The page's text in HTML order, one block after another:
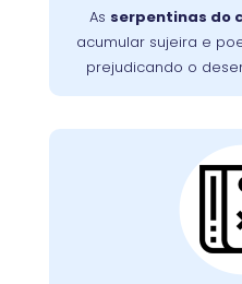
As serpentinas do
acumular sujeira e
prejudicando o